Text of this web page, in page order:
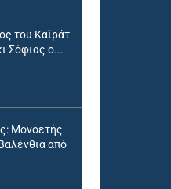
του Καϊράτ
Σόφιας ο...
Μονοετής
από